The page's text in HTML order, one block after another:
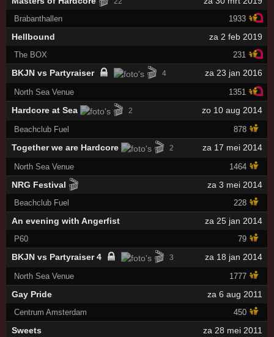
Brabanthallen 1933
Hellbound za 2 feb 2019
The BOX 231
BKJN vs Partyraiser 🎬 4 za 23 jan 2016
North Sea Venue 1351
Hardcore at Sea 🎬 2 zo 10 aug 2014
Beachclub Fuel 878
Together we are Hardcore 🎬 2 za 17 mei 2014
North Sea Venue 1464
NRG Festival 🎬 za 3 mei 2014
Beachclub Fuel 228
An evening with Angerfist za 25 jan 2014
P60 79
BKJN vs Partyraiser 4 🎬 3 za 18 jan 2014
North Sea Venue 1777
Gay Pride za 6 aug 2011
Centrum Amsterdam 450
Sweets za 28 mei 2011